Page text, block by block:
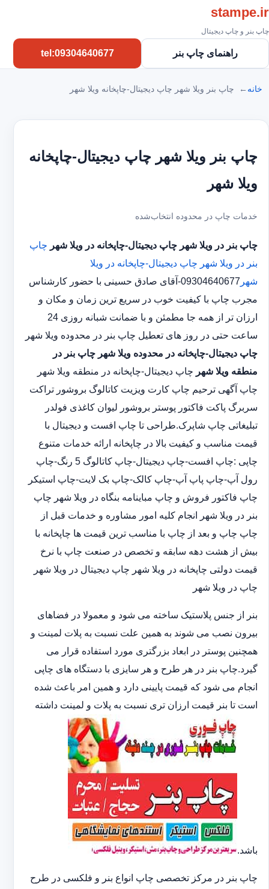
stampe.ir
چاپ بنر و چاپ دیجیتال
راهنمای چاپ بنر tel:09304640677
خانه چاپ بنر ویلا شهر چاپ دیجیتال-چاپخانه ویلا شهر
چاپ بنر ویلا شهر چاپ دیجیتال-چاپخانه
ویلا شهر
خدمات چاپ در محدوده انتخاب‌شده
چاپ بنر در ویلا شهر چاپ دیجیتال-چاپخانه در ویلا شهر چاپ
بنر در ویلا شهر چاپ دیجیتال-چاپخانه در ویلا
شهر
09304640677-آقای صادق حسینی با حضور کارشناس
مجرب چاپ با کیفیت خوب در سریع ترین زمان و مکان و
ارزان تر از همه جا مطمئن و با ضمانت شبانه روزی 24
ساعت حتی در روز های تعطیل چاپ بنر در محدوده ویلا شهر
چاپ دیجیتال-چاپخانه در محدوده ویلا شهر چاپ بنر در
منطقه ویلا شهر چاپ دیجیتال-چاپخانه در منطقه ویلا شهر
چاپ آگهی ترحیم چاپ کارت ویزیت کاتالوگ بروشور تراکت
سربرگ پاکت فاکتور پوستر بروشور لیوان کاغذی فولدر
تبلیغاتی چاپ شاپرک.طراحی تا چاپ افست و دیجیتال با
قیمت مناسب و کیفیت بالا در چاپخانه ارائه خدمات متنوع
چاپی :چاپ افست-چاپ دیجیتال-چاپ کاتالوگ 5 رنگ-چاپ
رول آپ-چاپ پاپ آپ-چاپ کالک-چاپ بک لایت-چاپ استیکر
چاپ فاکتور فروش و چاپ مباینامه بنگاه در ویلا شهر چاپ
بنر در ویلا شهر انجام کلیه امور مشاوره و خدمات قبل از
چاپ چاپ و بعد از چاپ با مناسب ترین قیمت ها چاپخانه با
بیش از هشت دهه سابقه و تخصص در صنعت چاپ با نرخ
قیمت دولتی چاپخانه در ویلا شهر چاپ دیجیتال در ویلا شهر
چاپ در ویلا شهر
بنر از جنس پلاستیک ساخته می شود و معمولا در فضاهای
بیرون نصب می شوند به همین علت نسبت به پلات لمینت و
همچنین پوستر در ابعاد بزرگتری مورد استفاده قرار می
گیرد.چاپ بنر در هر طرح و هر سایزی با دستگاه های چاپی
انجام می شود که قیمت پایینی دارد و همین امر باعث شده
است تا بنر قیمت ارزان تری نسبت به پلات و لمینت داشته
باشد.
چاپ بنر در مرکز تخصصی چاپ انواع بنر و فلکسی در طرح